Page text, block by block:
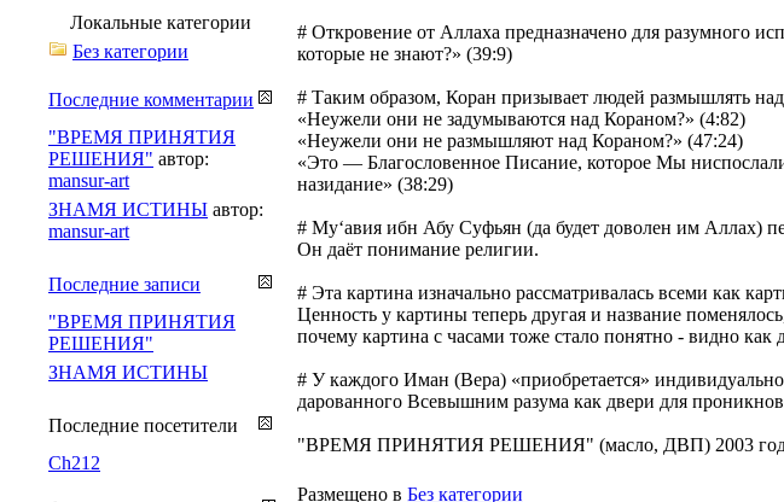
# Откровение от Аллаха предназначено для разумного
которые не знают?» (39:9)
# Таким образом, Коран призывает людей размышлять
«Неужели они не задумываются над Кораном?» (4:82)
«Неужели они не размышляют над Кораном?» (47:24)
«Это — Благословенное Писание, которое Мы
назидание» (38:29)
# Му‘авия ибн Абу Суфьян (да будет доволен им Аллах)
Он даёт понимание религии.
# Эта картина изначально рассматривалась всеми как
Ценность у картины теперь другая и название
почему картина с часами тоже стало понятно - видно
# У каждого Иман (Вера) «приобретается»
дарованного Всевышним разума как двери для
"ВРЕМЯ ПРИНЯТИЯ РЕШЕНИЯ" (масло, ДВП) 2003 год.
Размещено в Без категории
Локальные категории
Без категории
Последние комментарии
"ВРЕМЯ ПРИНЯТИЯ
РЕШЕНИЯ" автор:
mansur-art
ЗНАМЯ ИСТИНЫ автор:
mansur-art
Последние записи
"ВРЕМЯ ПРИНЯТИЯ
РЕШЕНИЯ"
ЗНАМЯ ИСТИНЫ
Последние посетители
Ch212